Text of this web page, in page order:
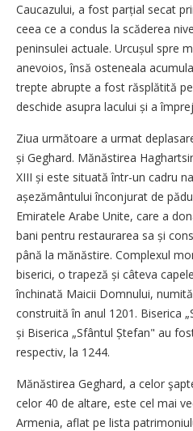
Caucazului, a fost parțial secat
ceea ce a condus la scăderea
peninsulei actuale. Urcușul spre
anevoios, însă osteneala
trepte abrupte a fost răsplătită
deschide asupra lacului și a
Ziua următoare a urmat
și Geghard. Mănăstirea
XIII și este situată într-un cadru
așezământului înconjurat de
Emiratele Arabe Unite, care a
bani pentru restaurarea sa și
până la mănăstire. Complexul
biserici, o trapeză și câteva
închinată Maicii Domnului,
construită în anul 1201. Biserica
și Biserica „Sfântul Ștefan" au
respectiv, la 1244.
Mănăstirea Geghard, a celor
celor 40 de altare, este cel mai
Armenia, aflat pe lista